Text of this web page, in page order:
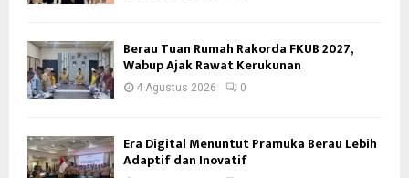
Berau Tuan Rumah Rakorda FKUB 2027,
Wabup Ajak Rawat Kerukunan
4 Agustus 2026 0
Era Digital Menuntut Pramuka Berau Lebih
Adaptif dan Inovatif